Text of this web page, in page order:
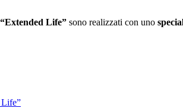
Life” sono realizzati con uno
Life”